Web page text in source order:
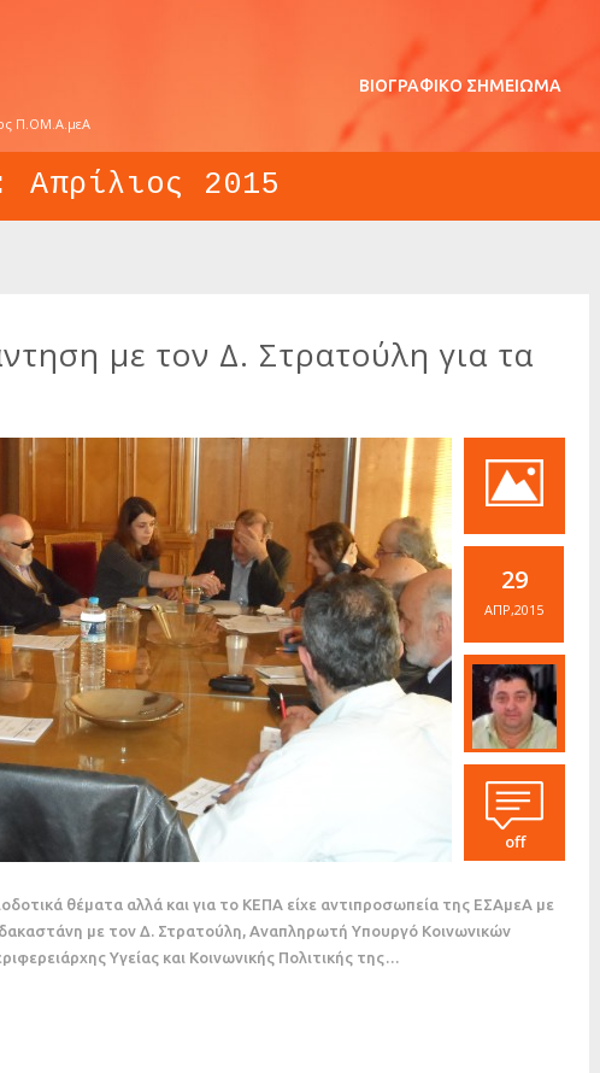
Π.ΟΜ.Α.μεΑ
ΒΙΟΓΡΑΦΙΚΌ ΣΗΜΕΊΩΜΑ
Απρίλιος 2015
με τον Δ. Στρατούλη για τα
29
ΑΠΡ,2015
off
θέματα αλλά και για το ΚΕΠΑ είχε αντιπροσωπεία της ΕΣΑμεΑ με
με τον Δ. Στρατούλη, Αναπληρωτή Υπουργό Κοινωνικών
Υγείας και Κοινωνικής Πολιτικής της…